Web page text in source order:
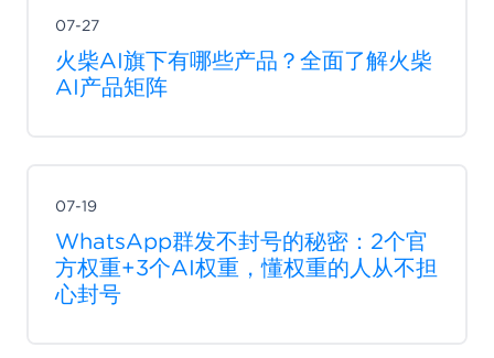
07-27
火柴AI旗下有哪些产品？全面了解火柴
AI产品矩阵
07-19
WhatsApp群发不封号的秘密：2个官
方权重+3个AI权重，懂权重的人从不担
心封号